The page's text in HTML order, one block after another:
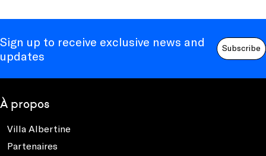
Sign up to receive exclusive news and
updates
Subscribe
À propos
Villa Albertine
Partenaires